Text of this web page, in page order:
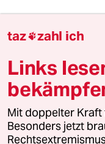
1 AfD-
2
Zurück
Wurzeln
taz zahl ich
Links
Mit doppelter Kraft
Besonders jetzt